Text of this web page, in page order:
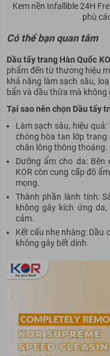
Kem nền Infallible 24H
phù
Có thể bạn quan tâm
Dầu tẩy trang Hàn Quốc
phẩm đến từ thương hiệu
khả năng làm sạch sâu,
bẩn và dầu thừa mà không
Tại sao nên chọn Dầu tẩy
Làm sạch sâu, hiệu
chóng hòa tan lớp trang
chân lông thông thoáng.
Dưỡng ẩm cho da:
KOR còn cung cấp độ
mọng.
Thành phần lành tính:
không gây kích ứng
cảm.
Kết cấu nhẹ nhàng: Dầu
không gây bết dính.